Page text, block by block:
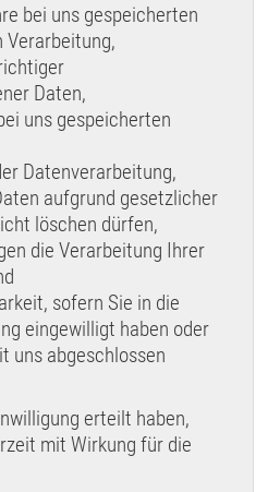
bei uns gespeicherten
Verarbeitung,
Daten,
uns gespeicherten
Datenverarbeitung,
aufgrund gesetzlicher
löschen dürfen,
die Verarbeitung Ihrer
sofern Sie in die
eingewilligt haben oder
uns abgeschlossen
erteilt haben,
mit Wirkung für die